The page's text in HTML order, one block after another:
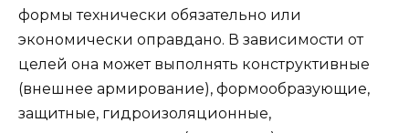
формы технически обязательно или
экономически оправдано. В зависимости от
целей она может выполнять конструктивные
(внешнее армирование), формообразующие,
защитные, гидроизоляционные,